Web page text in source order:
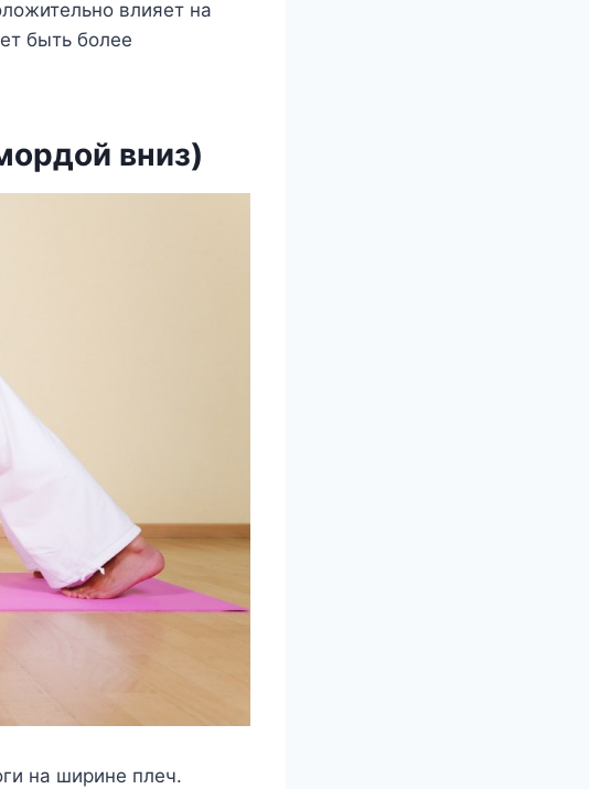
влияет на
быть более
вниз)
на ширине плеч.